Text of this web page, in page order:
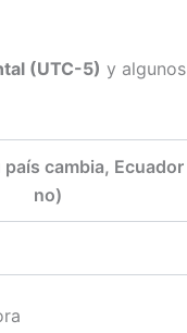
(UTC-5) y algunos
cambia, Ecuador
no)